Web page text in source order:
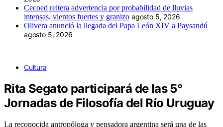
Cecoed reitera advertencia por probabilidad de lluvias
intensas, vientos fuertes y granizo agosto 5, 2026
Olivera anunció la llegada del Papa León XIV a Paysandú
agosto 5, 2026
Cultura
Rita Segato participará de las 5°
Jornadas de Filosofía del Río Uruguay
La reconocida antropóloga y pensadora argentina será una de las